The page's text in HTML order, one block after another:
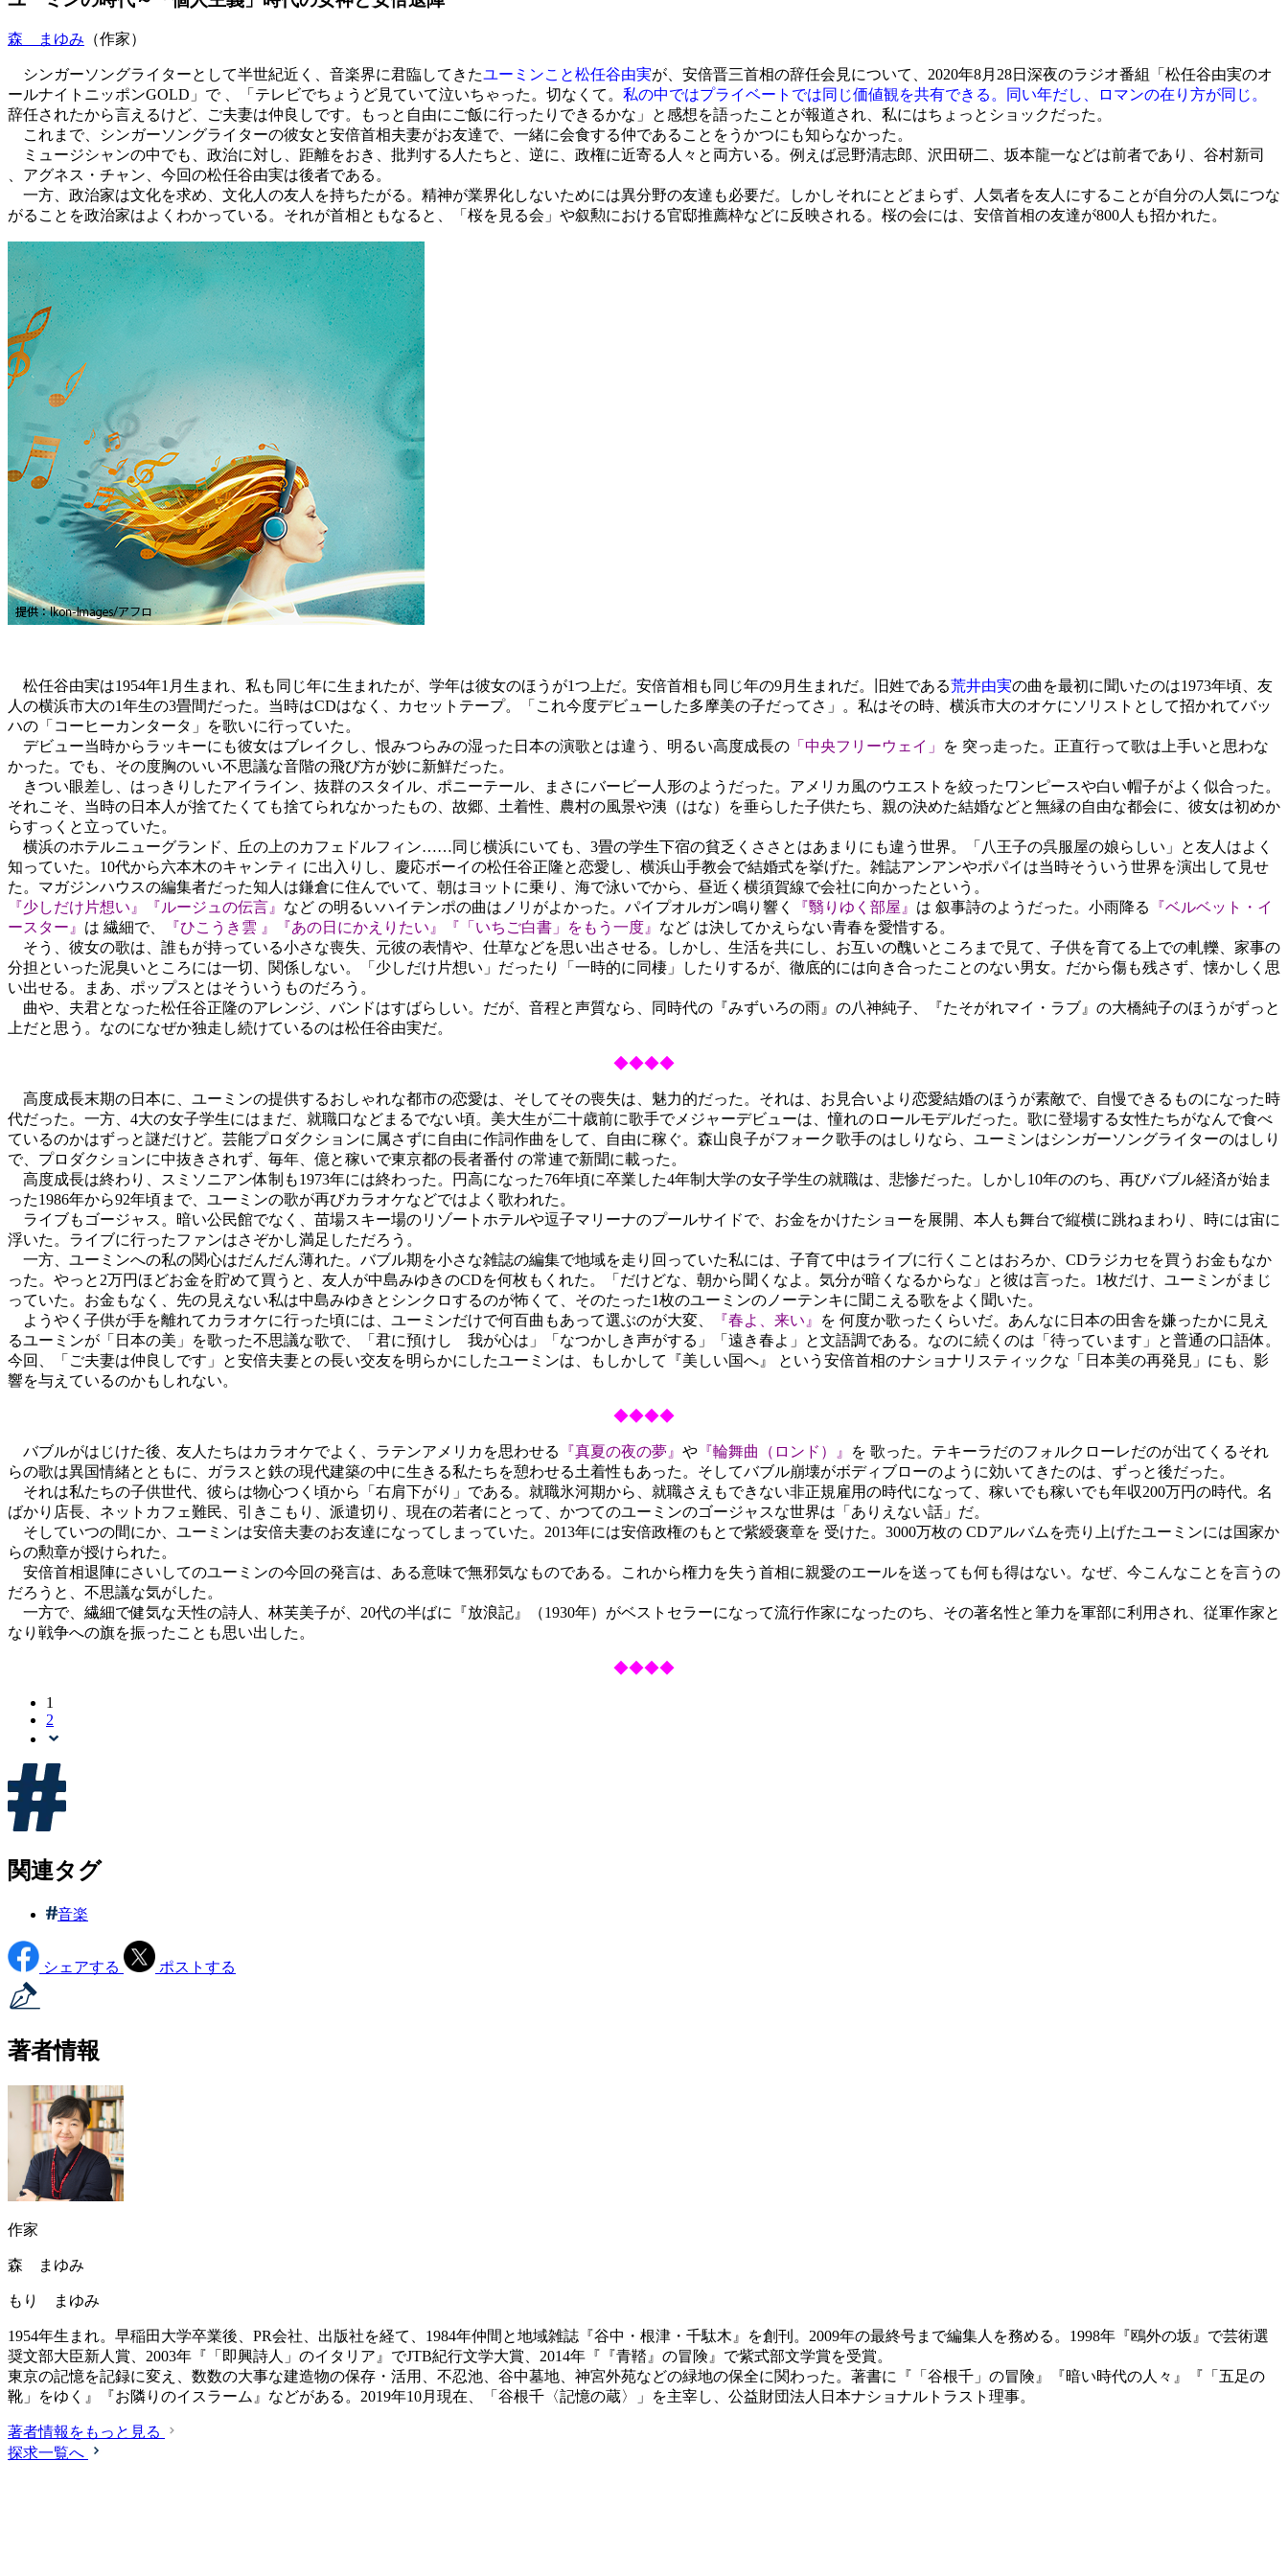
森 まゆみ （作家）
シンガーソングライターとして半世紀近く、音楽界に君臨してきたユーミンこと松任谷由実が、安倍晋三首相の辞任会見について、2020年8月28日深夜のラジオ番組「松任谷由実のオ
ールナイトニッポンGOLD」で 、「テレビでちょうど見ていて泣いちゃった。切なくて。 私の中ではプライベートでは同じ価値観を共有できる。同い年だし、ロマンの在り方が同じ。
辞任されたから言えるけど、ご夫妻は仲良しです。もっと自由にご飯に行ったりできるかな」と感想を語ったことが報道され、私にはちょっとショックだった。
これまで、シンガーソングライターの彼女と安倍首相夫妻がお友達で、一緒に会食する仲であることをうかつにも知らなかった。
ミュージシャンの中でも、政治に対し、距離をおき、批判する人たちと、逆に、政権に近寄る人々と両方いる。例えば忌野清志郎、沢田研二、坂本龍一などは前者であり、谷村新司
、アグネス・チャン、今回の松任谷由実は後者である。
一方、政治家は文化を求め、文化人の友人を持ちたがる。精神が業界化しないためには異分野の友達も必要だ。しかしそれにとどまらず、人気者を友人にすることが自分の人気につな
がることを政治家はよくわかっている。それが首相ともなると、「桜を見る会」や叙勲における官邸推薦枠などに反映される。桜の会には、安倍首相の友達が800人も招かれた。
松任谷由実は1954年1月生まれ、私も同じ年に生まれたが、学年は彼女のほうが1つ上だ。安倍首相も同じ年の9月生まれだ。旧姓である荒井由実の曲を最初に聞いたのは1973年頃、友
人の横浜市大の1年生の3畳間だった。当時はCDはなく、カセットテープ。「これ今度デビューした多摩美の子だってさ」。私はその時、横浜市大のオケにソリストとして招かれてバッ
ハの「コーヒーカンタータ」を歌いに行っていた。
デビュー当時からラッキーにも彼女はブレイクし、恨みつらみの湿った日本の演歌とは違う、明るい高度成長の 「中央フリーウェイ」
を 突っ走った。正直行って歌は上手いと思わな
かった。でも、その度胸のいい不思議な音階の飛び方が妙に新鮮だった。
きつい眼差し、はっきりしたアイライン、抜群のスタイル、ポニーテール、まさにバービー人形のようだった。アメリカ風のウエストを絞ったワンピースや白い帽子がよく似合った。
それこそ、当時の日本人が捨てたくても捨てられなかったもの、故郷、土着性、農村の風景や洟（はな）を垂らした子供たち、親の決めた結婚などと無縁の自由な都会に、彼女は初めか
らすっくと立っていた。
横浜のホテルニューグランド、丘の上のカフェドルフィン……同じ横浜にいても、3畳の学生下宿の貧乏くささとはあまりにも違う世界。「八王子の呉服屋の娘らしい」と友人はよく
知っていた。10代から六本木のキャンティ に出入りし、慶応ボーイの松任谷正隆と恋愛し、横浜山手教会で結婚式を挙げた。雑誌アンアンやポパイは当時そういう世界を演出して見せ
た。マガジンハウスの編集者だった知人は鎌倉に住んでいて、朝はヨットに乗り、海で泳いでから、昼近く横須賀線で会社に向かったという。
『少しだけ片想い』『ルージュの伝言』 など の明るいハイテンポの曲はノリがよかった。パイプオルガン鳴り響く 『翳りゆく部屋』 は 叙事詩のようだった。小雨降る
『ベルベット・イ
ースター』 は 繊細で、 『ひこうき雲 』 『あの日にかえりたい』 『「いちご白書」をもう一度』 など は決してかえらない青春を愛惜する。
そう、彼女の歌は、誰もが持っている小さな喪失、元彼の表情や、仕草などを思い出させる。しかし、生活を共にし、お互いの醜いところまで見て、子供を育てる上での軋轢、家事の
分担といった泥臭いところには一切、関係しない。「少しだけ片想い」だったり「一時的に同棲」したりするが、徹底的には向き合ったことのない男女。だから傷も残さず、懐かしく思
い出せる。まあ、ポップスとはそういうものだろう。
曲や、夫君となった松任谷正隆のアレンジ、バンドはすばらしい。だが、音程と声質なら、同時代の『みずいろの雨』の八神純子、『たそがれマイ・ラブ』の大橋純子のほうがずっと
上だと思う。なのになぜか独走し続けているのは松任谷由実だ。
◆◆◆◆
高度成長末期の日本に、ユーミンの提供するおしゃれな都市の恋愛は、そしてその喪失は、魅力的だった。それは、お見合いより恋愛結婚のほうが素敵で、自慢できるものになった時
代だった。一方、4大の女子学生にはまだ、就職口などまるでない頃。美大生が二十歳前に歌手でメジャーデビューは、憧れのロールモデルだった。歌に登場する女性たちがなんで食べ
ているのかはずっと謎だけど。芸能プロダクションに属さずに自由に作詞作曲をして、自由に稼ぐ。森山良子がフォーク歌手のはしりなら、ユーミンはシンガーソングライターのはしり
で、プロダクションに中抜きされず、毎年、億と稼いで東京都の長者番付 の常連で新聞に載った。
高度成長は終わり、スミソニアン体制も1973年には終わった。円高になった76年頃に卒業した4年制大学の女子学生の就職は、悲惨だった。しかし10年ののち、再びバブル経済が始ま
った1986年から92年頃まで、ユーミンの歌が再びカラオケなどではよく歌われた。
ライブもゴージャス。暗い公民館でなく、苗場スキー場のリゾートホテルや逗子マリーナのプールサイドで、お金をかけたショーを展開、本人も舞台で縦横に跳ねまわり、時には宙に
浮いた。ライブに行ったファンはさぞかし満足しただろう。
一方、ユーミンへの私の関心はだんだん薄れた。バブル期を小さな雑誌の編集で地域を走り回っていた私には、子育て中はライブに行くことはおろか、CDラジカセを買うお金もなか
った。やっと2万円ほどお金を貯めて買うと、友人が中島みゆきのCDを何枚もくれた。「だけどな、朝から聞くなよ。気分が暗くなるからな」と彼は言った。1枚だけ、ユーミンがまじ
っていた。お金もなく、先の見えない私は中島みゆきとシンクロするのが怖くて、そのたった1枚のユーミンのノーテンキに聞こえる歌をよく聞いた。
ようやく子供が手を離れてカラオケに行った頃には、ユーミンだけで何百曲もあって選ぶのが大変、
『春よ、来い』
を 何度か歌ったくらいだ。あんなに日本の田舎を嫌ったかに見え
るユーミンが「日本の美」を歌った不思議な歌で、「君に預けし 我が心は」「なつかしき声がする」「遠き春よ」と文語調である。なのに続くのは「待っています」と普通の口語体。
今回、「ご夫妻は仲良しです」と安倍夫妻との長い交友を明らかにしたユーミンは、もしかして
『美しい国へ』
という安倍首相のナショナリスティックな「日本美の再発見」にも、影
響を与えているのかもしれない。
◆◆◆◆
バブルがはじけた後、友人たちはカラオケでよく、ラテンアメリカを思わせる 『真夏の夜の夢』 や 『輪舞曲（ロンド）』
を 歌った。テキーラだのフォルクローレだのが出てくるそれ
らの歌は異国情緒とともに、ガラスと鉄の現代建築の中に生きる私たちを憩わせる土着性もあった。そしてバブル崩壊がボディブローのように効いてきたのは、ずっと後だった。
それは私たちの子供世代、彼らは物心つく頃から「右肩下がり」である。就職氷河期から、就職さえもできない非正規雇用の時代になって、稼いでも稼いでも年収200万円の時代。名
ばかり店長、ネットカフェ難民、引きこもり、派遣切り、現在の若者にとって、かつてのユーミンのゴージャスな世界は「ありえない話」だ。
そしていつの間にか、ユーミンは安倍夫妻のお友達になってしまっていた。2013年には安倍政権のもとで紫綬褒章を 受けた。3000万枚の CDアルバムを売り上げたユーミンには国家か
らの勲章が授けられた。
安倍首相退陣にさいしてのユーミンの今回の発言は、ある意味で無邪気なものである。これから権力を失う首相に親愛のエールを送っても何も得はない。なぜ、今こんなことを言うの
だろうと、不思議な気がした。
一方で、繊細で健気な天性の詩人、林芙美子が、20代の半ばに『放浪記』（1930年）がベストセラーになって流行作家になったのち、その著名性と筆力を軍部に利用され、従軍作家と
なり戦争への旗を振ったことも思い出した。
◆◆◆◆
1
2
関連タグ
音楽
シェアする ポストする
著者情報
作家
森 まゆみ
もり まゆみ
1954年生まれ。早稲田大学卒業後、PR会社、出版社を経て、1984年仲間と地域雑誌『谷中・根津・千駄木』を創刊。2009年の最終号まで編集人を務める。1998年『鴎外の坂』で芸術選
奨文部大臣新人賞、2003年『「即興詩人」のイタリア』でJTB紀行文学大賞、2014年『『青鞜』の冒険』で紫式部文学賞を受賞。
東京の記憶を記録に変え、数数の大事な建造物の保存・活用、不忍池、谷中墓地、神宮外苑などの緑地の保全に関わった。著書に『「谷根千」の冒険』『暗い時代の人々』『「五足の
靴」をゆく』『お隣りのイスラーム』などがある。2019年10月現在、「谷根千〈記憶の蔵〉」を主宰し、公益財団法人日本ナショナルトラスト理事。
著者情報をもっと見る
探求一覧へ